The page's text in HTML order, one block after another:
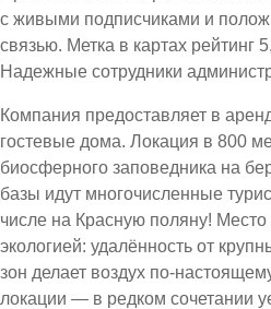
с живыми подписчиками и
связью. Метка в картах рейтинг
Надежные сотрудники
Компания предоставляет в
гостевые дома. Локация в 800
биосферного заповедника на
базы идут многочисленные
числе на Красную поляну! Место
экологией: удалённость от
зон делает воздух по-
локации — в редком сочетании